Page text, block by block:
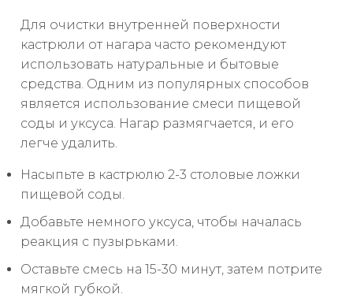
Для очистки внутренней поверхности
кастрюли от нагара часто рекомендуют
использовать натуральные и бытовые
средства. Одним из популярных способов
является использование смеси пищевой
соды и уксуса. Нагар размягчается, и его
легче удалить.
Насыпьте в кастрюлю 2-3 столовые ложки
пищевой соды.
Добавьте немного уксуса, чтобы началась
реакция с пузырьками.
Оставьте смесь на 15-30 минут, затем потрите
мягкой губкой.